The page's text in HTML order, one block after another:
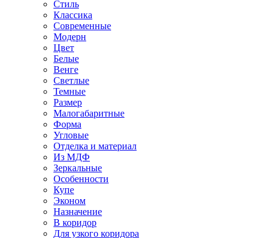
Стиль
Классика
Современные
Модерн
Цвет
Белые
Венге
Светлые
Темные
Размер
Малогабаритные
Форма
Угловые
Отделка и материал
Из МДФ
Зеркальные
Особенности
Купе
Эконом
Назначение
В коридор
Для узкого коридора